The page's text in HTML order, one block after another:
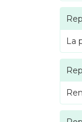
La